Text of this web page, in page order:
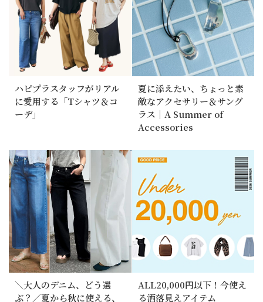
ハピプラスタッフがリアル
に愛用する「Tシャツ＆コ
ーデ」
夏に添えたい、ちょっと素
敵なアクセサリー＆サング
ラス｜A Summer of
Accessories
＼大人のデニム、どう選
ぶ？／夏から秋に使える、
ALL20,000円以下！今使え
る洒落見えアイテム